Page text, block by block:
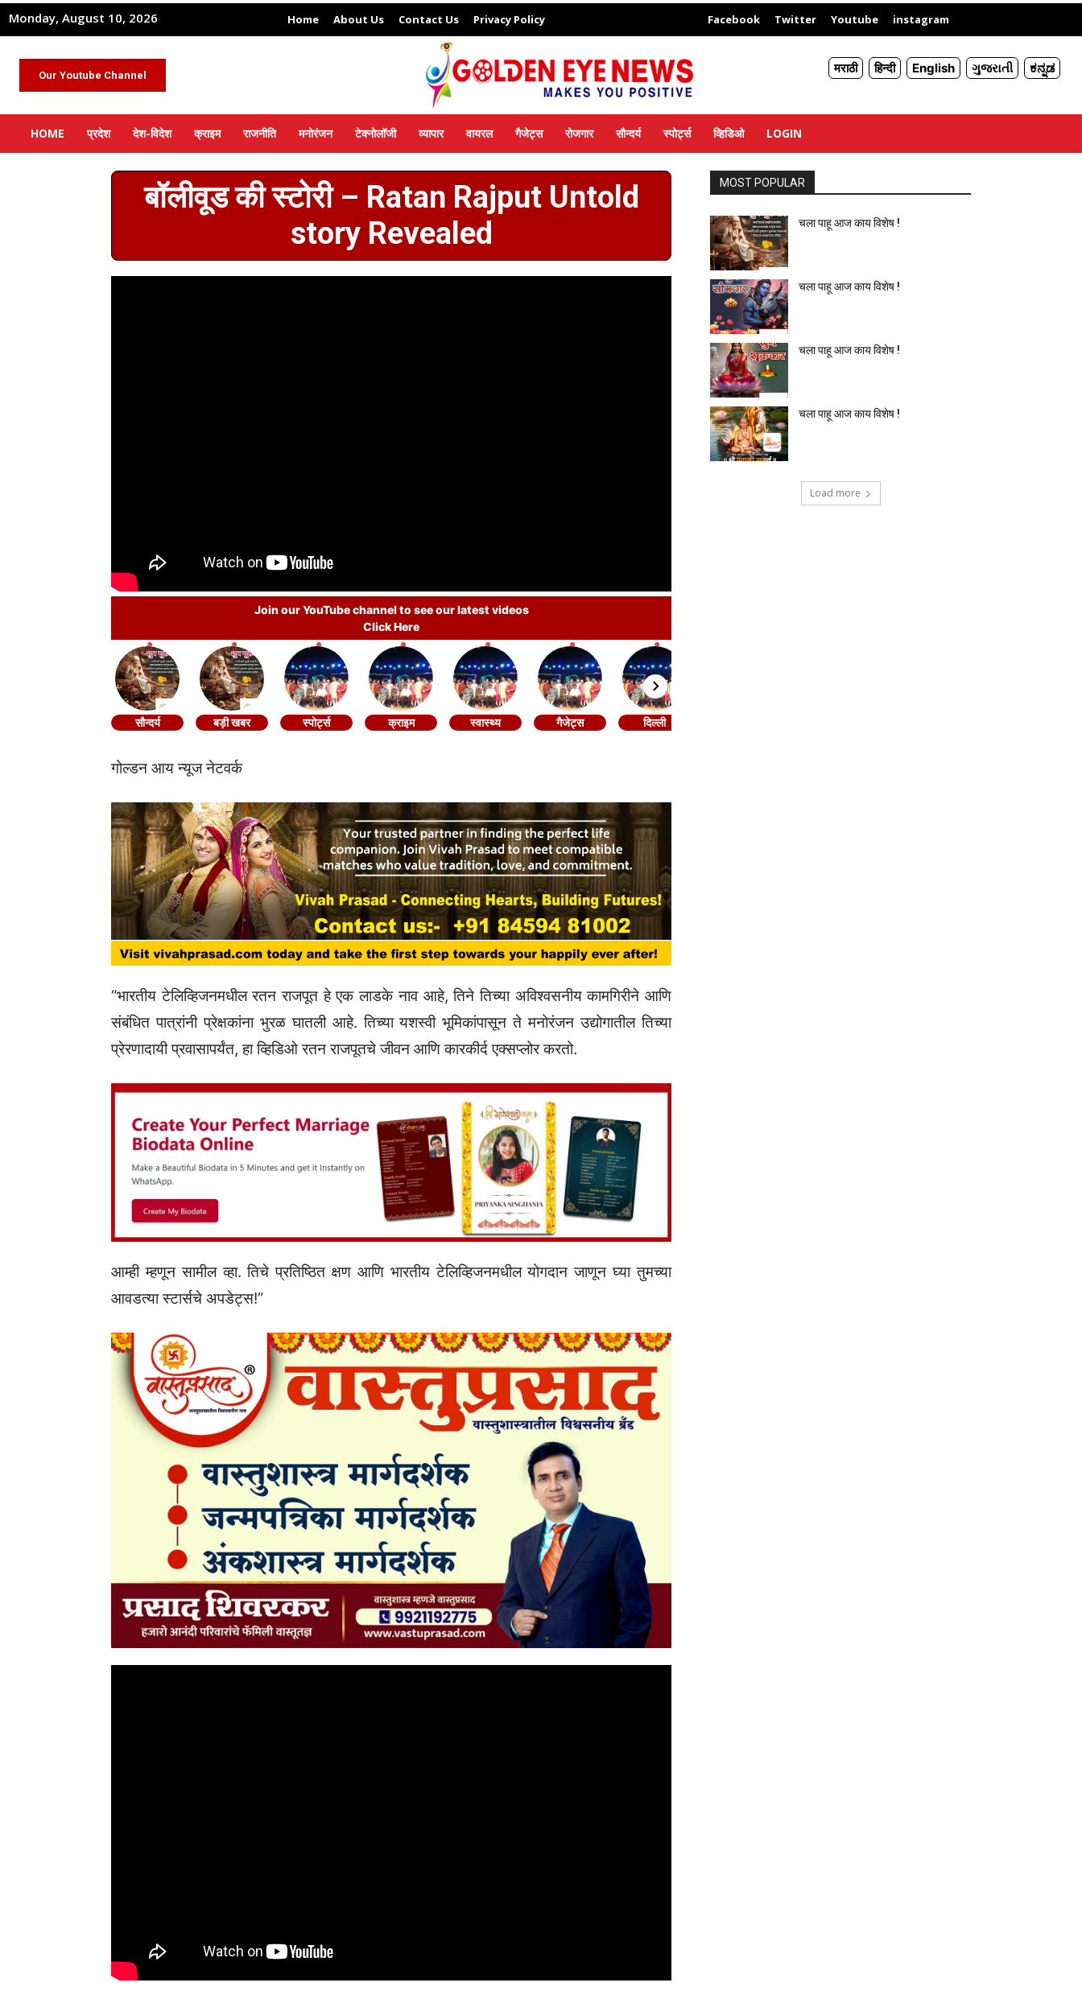
Monday, August 10, 2026 Home About Us Contact Us Privacy Policy Facebook Twitter Youtube instagram
Our Youtube Channel मराठी हिन्दी English ગુજરાતી ಕನ್ನಡ
HOME प्रदेश देश-विदेश क्राइम राजनीति मनोरंजन टेक्नोलॉजी व्यापार वायरल गैजेट्स रोजगार सौन्दर्य स्पोर्ट्स व्हिडिओ LOGIN
बॉलीवूड की स्टोरी – Ratan Rajput Untold
story Revealed
Join our YouTube channel to see our latest videos
Click Here
सौन्दर्य बड़ी खबर स्पोर्ट्स क्राइम स्वास्थ्य गैजेट्स दिल्ली
गोल्डन आय न्यूज नेटवर्क
“भारतीय टेलिव्हिजनमधील रतन राजपूत हे एक लाडके नाव आहे, तिने तिच्या अविश्वसनीय कामगिरीने आणि
संबंधित पात्रांनी प्रेक्षकांना भुरळ घातली आहे. तिच्या यशस्वी भूमिकांपासून ते मनोरंजन उद्योगातील तिच्या
प्रेरणादायी प्रवासापर्यंत, हा व्हिडिओ रतन राजपूतचे जीवन आणि कारकीर्द एक्सप्लोर करतो.
आम्ही म्हणून सामील व्हा. तिचे प्रतिष्ठित क्षण आणि भारतीय टेलिव्हिजनमधील योगदान जाणून घ्या तुमच्या
आवडत्या स्टार्सचे अपडेट्स!”
MOST POPULAR
चला पाहू आज काय विशेष !
चला पाहू आज काय विशेष !
चला पाहू आज काय विशेष !
चला पाहू आज काय विशेष !
Load more